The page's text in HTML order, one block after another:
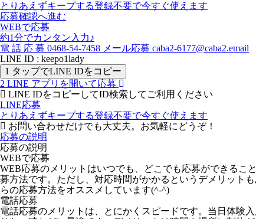
とりあえずキープする登録不要で今すぐ使えます
応募確認へ進む
WEBで応募
約1分でカンタン入力♪
電 話 応 募 0468-54-7458 メール応募 caba2-6177@caba2.email
LINE ID : keepo1lady
1 タップでLINE IDをコピー
2 LINE アプリを開いて応募
LINE IDをコピーしてID検索してご利用ください
LINE応募
とりあえずキープする登録不要で今すぐ使えます
お問い合わせだけでも大丈夫。お気軽にどうぞ！
応募の説明
応募の説明
WEBで応募
WEB応募のメリットはいつでも、どこでも応募ができるこ
募方法です。ただし、対応時間がかかるというデメリット
らの応募方法をオススメしています(^-^)
電話応募
電話応募のメリットは、とにかくスピードです。当日体験